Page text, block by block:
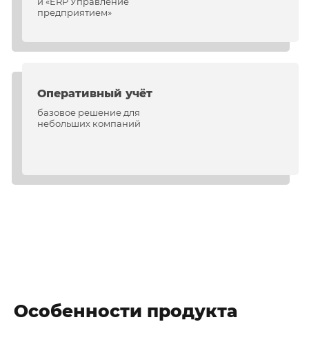
предприятием»
Оперативный учёт
базовое решение для
небольших компаний
Особенности продукта